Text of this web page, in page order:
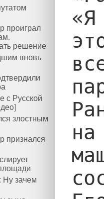
проиграл
решение
вновь
с Русской
злостным
признался
Ну зачем
«Я
на